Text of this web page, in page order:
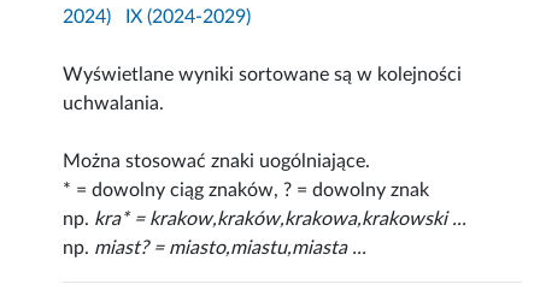
2024)
IX (2024-2029)
Wyświetlane wyniki sortowane są w kolejności
uchwalania.
Można stosować znaki uogólniające.
* = dowolny ciąg znaków, ? = dowolny znak
np. kra* = krakow,kraków,krakowa,krakowski ...
np. miast? = miasto,miastu,miasta ...